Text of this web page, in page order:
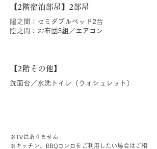
【2階宿泊部屋】2部屋
陽之間：セミダブルベッド2台
陰之間：お布団3組／エアコン
【2階その他】
洗面台／水洗トイレ（ウォシュレット）
※TVはありません
※キッチン、BBQコンロをご利用したい場合はご相